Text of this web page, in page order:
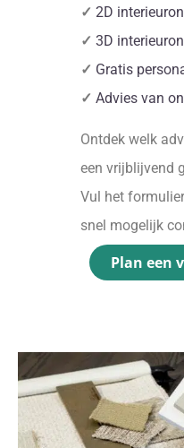
✓ 2D
✓ 3D
✓ Gratis
✓ Advies van
Ontdek welk
een vrijblijvend
Vul het
snel mogelijk
Plan een